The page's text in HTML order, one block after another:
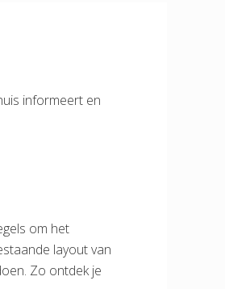
informeert en
om het
layout van
Zo ontdek je